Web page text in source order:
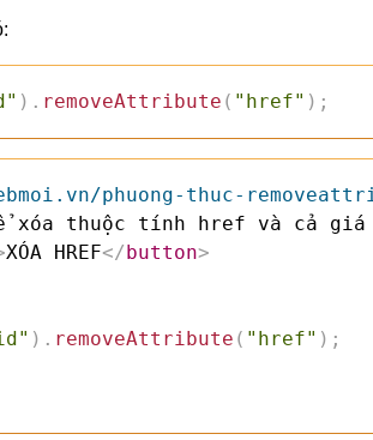
) . removeAttribute ( "href" ) ;
phuong-thuc-
xóa thuộc tính href và cả
XÓA HREF</button>
) . removeAttribute ( "href" ) ;